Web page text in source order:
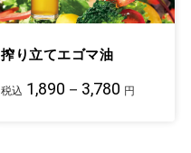
搾り立てエゴマ油
税込 1,890－3,780 円